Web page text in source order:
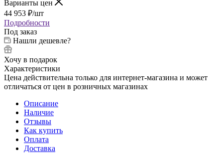
Варианты цен
44 953 ₽/шт
Подробности
Под заказ
Нашли дешевле?
Хочу в подарок
Характеристики
Цена действительна только для интернет-магазина и может
отличаться от цен в розничных магазинах
Описание
Наличие
Отзывы
Как купить
Оплата
Доставка